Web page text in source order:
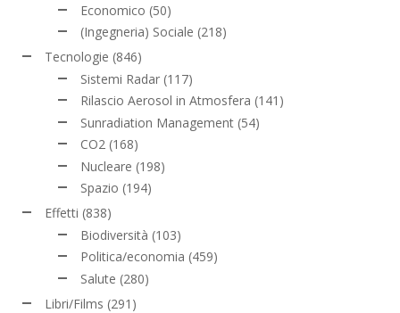
Economico (50)
(Ingegneria) Sociale (218)
Tecnologie (846)
Sistemi Radar (117)
Rilascio Aerosol in Atmosfera (141)
Sunradiation Management (54)
CO2 (168)
Nucleare (198)
Spazio (194)
Effetti (838)
Biodiversità (103)
Politica/economia (459)
Salute (280)
Libri/Films (291)